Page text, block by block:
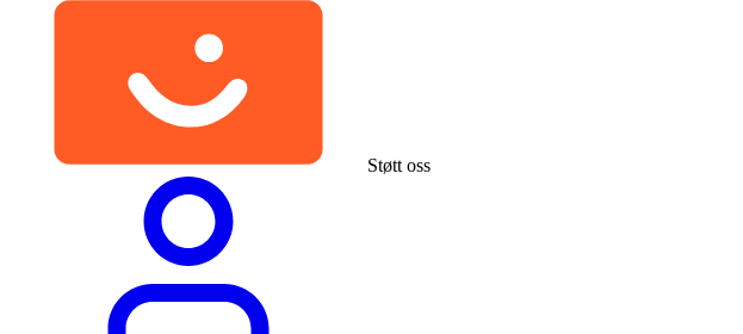
Støtt oss